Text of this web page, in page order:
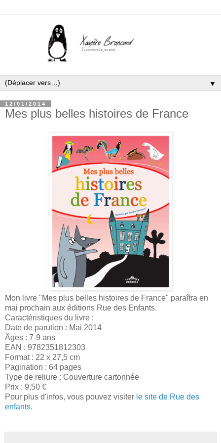
▼
12/01/2014
Mes plus belles histoires de France
Mon livre "Mes plus belles histoires de France" paraîtra en
mai prochain aux éditions Rue des Enfants.
Caractéristiques du livre :
Date de parution : Mai 2014
Âges : 7-9 ans
EAN : 9782351812303
Format : 22 x 27,5 cm
Pagination : 64 pages
Type de reliure : Couverture cartonnée
Prix : 9,50 €
Pour plus d'infos, vous pouvez visiter le site de Rue des
enfants.